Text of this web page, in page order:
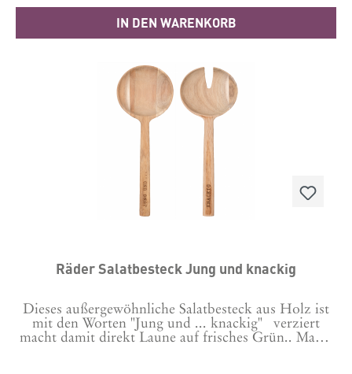
IN DEN WARENKORB
Räder Salatbesteck Jung und knackig
Dieses außergewöhnliche Salatbesteck aus Holz ist
mit den Worten "Jung und ... knackig" verziert
macht damit direkt Laune auf frisches Grün.. Maße: